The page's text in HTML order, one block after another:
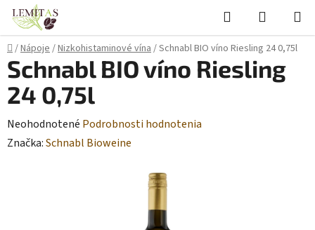
Prejsť
obsah
Hľadať
KOŠÍK
Domov
/Nápoje/Nizkohistaminové vína/Schnabl BIO víno Riesling 24 0,75l
Schnabl BIO víno Riesling
24 0,75l
Priemerné
hodnotenie
Neohodnotené Podrobnosti hodnotenia
Značka:Schnabl Bioweine